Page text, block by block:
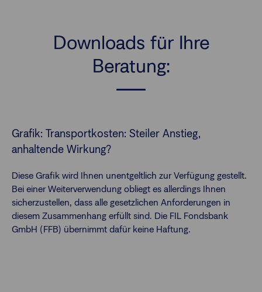
Downloads für Ihre
Beratung:
Grafik: Transportkosten: Steiler Anstieg,
anhaltende Wirkung?
Diese Grafik wird Ihnen unentgeltlich zur Verfügung gestellt.
Bei einer Weiterverwendung obliegt es allerdings Ihnen
sicherzustellen, dass alle gesetzlichen Anforderungen in
diesem Zusammenhang erfüllt sind. Die FIL Fondsbank
GmbH (FFB) übernimmt dafür keine Haftung.